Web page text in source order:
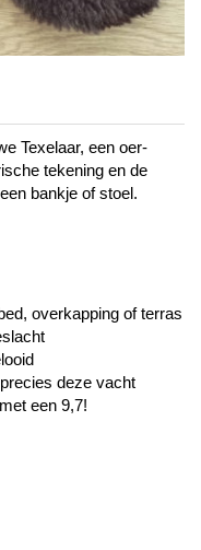
Texelaar, een oer-
tekening en de
bankje of stoel.
overkapping of terras
deze vacht
een 9,7!